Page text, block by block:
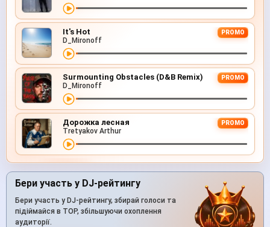
It's Hot PROMO
D_Mironoff
Surmounting Obstacles (D&B Remix) PROMO
D_Mironoff
Дорожка лесная PROMO
Tretyakov Arthur
Бери участь у DJ-рейтингу
Бери участь у DJ-рейтингу, збирай голоси та
підіймайся в TOP, збільшуючи охоплення
аудиторії.